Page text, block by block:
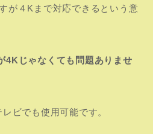
が４Kまで対応できるという意
4Kじゃなくても問題ありませ
ビでも使用可能です。